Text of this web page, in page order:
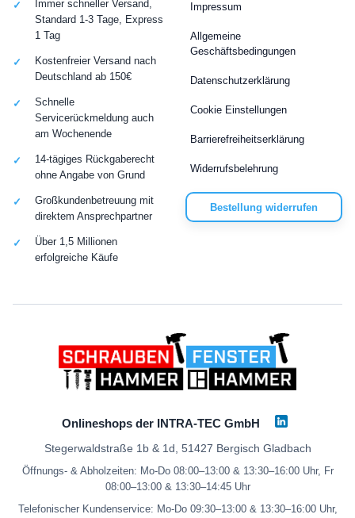
Impressum
Allgemeine
Geschäftsbedingungen
Datenschutzerklärung
Cookie Einstellungen
Barrierefreiheitserklärung
Widerrufsbelehrung
Bestellung widerrufen
Immer schneller Versand,
Standard 1-3 Tage, Express
1 Tag
Kostenfreier Versand nach
Deutschland ab 150€
Schnelle
Servicerückmeldung auch
am Wochenende
14-tägiges Rückgaberecht
ohne Angabe von Grund
Großkundenbetreuung mit
direktem Ansprechpartner
Über 1,5 Millionen
erfolgreiche Käufe
Onlineshops der INTRA-TEC GmbH
Stegerwaldstraße 1b & 1d, 51427 Bergisch Gladbach
Öffnungs- & Abholzeiten: Mo-Do 08:00–13:00 & 13:30–16:00 Uhr, Fr
08:00–13:00 & 13:30–14:45 Uhr
Telefonischer Kundenservice: Mo-Do 09:30–13:00 & 13:30–16:00 Uhr,